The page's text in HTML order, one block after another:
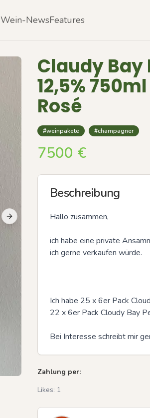
Wein-NewsFeatures
Next slide Previous slide
Claudy Bay
12,5%
Rosé
#weinpakete #champagner
7500 €
Beschreibung
Hallo zusammen,
ich habe eine private
ich gerne verkaufen würde.
Ich habe 25 x 6er Pack
22 x 6er Pack Cloudy Bay
Bei Interesse schreibt mir
Zahlung per:
Likes: 1